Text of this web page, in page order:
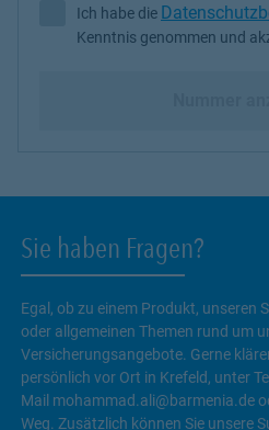
Ich habe die
Ich habe die
Kenntnis genommen und
Sie haben Fragen?
Egal, ob zu einem Produkt, unseren
oder allgemeinen Themen rund um
Versicherungsangebote. Gerne
persönlich vor Ort in Krefeld, unter
Mail mohammad.ali@barmenia.de
Weg. Zusätzlich können Sie unsere